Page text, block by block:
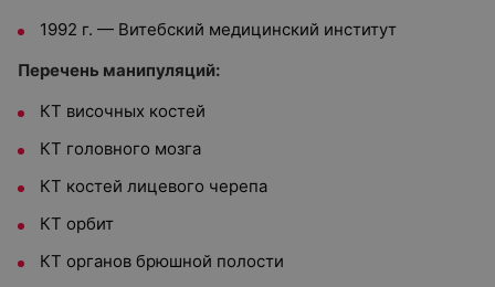
1992 г. — Витебский медицинский институт
Перечень манипуляций:
КТ височных костей
КТ головного мозга
КТ костей лицевого черепа
КТ орбит
КТ органов брюшной полости